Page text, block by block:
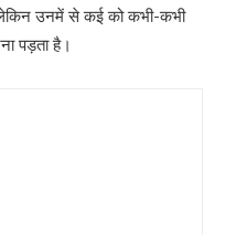
उनमें से कई को कभी-कभी
पड़ता है।